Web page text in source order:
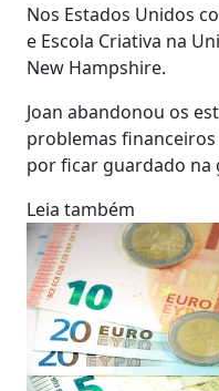
Nos Estados Unidos
e Escola Criativa na
New Hampshire.
Joan abandonou os
problemas
por ficar guardado na
Leia também